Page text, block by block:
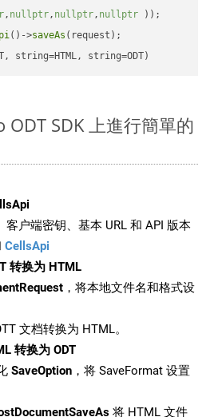
, nullptr, nullptr, nullptr ))
()->saveAs (request);
string=HTML, string=ODT)
ODT SDK 上進行簡單的
客户端密钥、基本 URL 和 API 版本
CellsApi
转换为 HTML
，将本地文件名和格式设
文档转换为 HTML。
转换为 ODT
SaveOption ，将 SaveFormat 设置
将 HTML 文件